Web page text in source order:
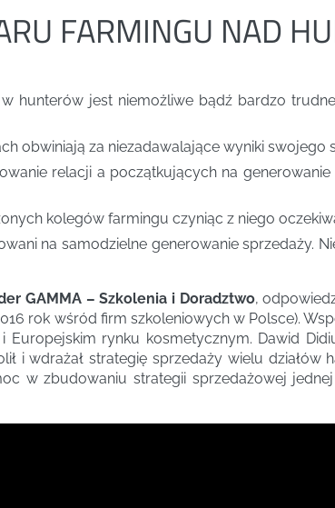
FARMINGU NAD
hunterów jest niemożliwe bądź bardzo
obwiniają za niezadawalające wyniki
relacji a początkujących na
kolegów farmingu czyniąc z niego
na samodzielne generowanie sprzedaży.
GAMMA – Szkolenia i Doradztwo,
rok wśród firm szkoleniowych w Polsce).
Europejskim rynku kosmetycznym. Dawid
i wdrażał strategię sprzedaży wielu
w zbudowaniu strategii sprzedażowej